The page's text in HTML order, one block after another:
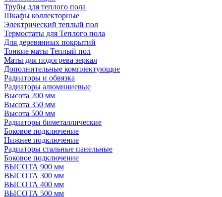
Трубы для теплого пола
Шкафы коллекторные
Электрический теплый пол
Термостаты для Теплого пола
Для деревянных покрытий
Тонкие маты Теплый пол
Маты для подогрева зеркал
Дополнительные комплектующие
Радиаторы и обвязка
Радиаторы алюминиевые
Высота 200 мм
Высота 350 мм
Высота 500 мм
Радиаторы биметаллические
Боковое подключение
Нижнее подключение
Радиаторы стальные панельные
Боковое подключение
ВЫСОТА 900 мм
ВЫСОТА 300 мм
ВЫСОТА 400 мм
ВЫСОТА 500 мм